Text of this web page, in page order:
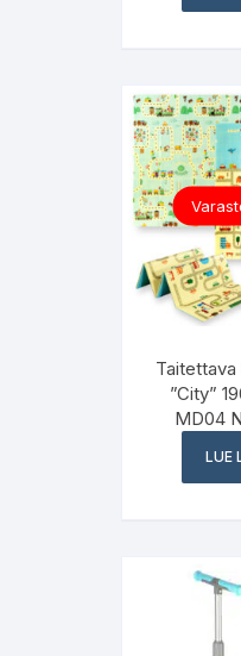
”City”
MD04
LUE